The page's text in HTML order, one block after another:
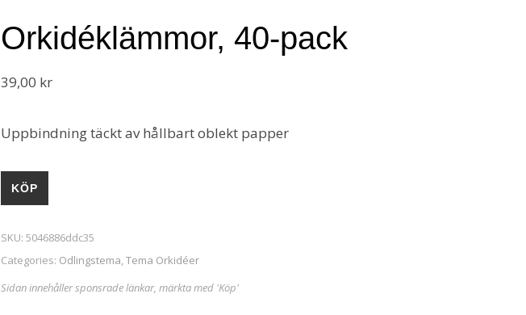
Orkidéklämmor, 40-pack
39,00 kr
Uppbindning täckt av hållbart oblekt papper
KÖP
SKU: 5046886ddc35
Categories: Odlingstema,Tema Orkidéer
Sidan innehåller sponsrade länkar, märkta med 'Köp'